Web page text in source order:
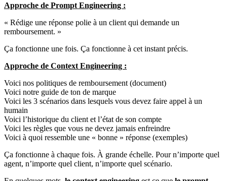
Approche de Prompt Engineering :
« Rédige une réponse polie à un client qui demande un
remboursement. »
Ça fonctionne une fois. Ça fonctionne à cet instant précis.
Approche de Context Engineering :
Voici nos politiques de remboursement (document)
Voici notre guide de ton de marque
Voici les 3 scénarios dans lesquels vous devez faire appel à un
humain
Voici l’historique du client et l’état de son compte
Voici les règles que vous ne devez jamais enfreindre
Voici à quoi ressemble une « bonne » réponse (exemples)
Ça fonctionne à chaque fois. À grande échelle. Pour n’importe quel
agent, n’importe quel client, n’importe quel scénario.